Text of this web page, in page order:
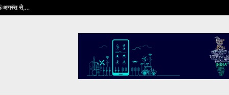
अगस्त से,…